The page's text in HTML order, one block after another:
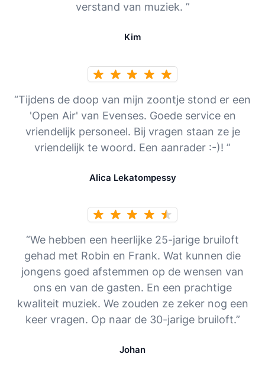
verstand van muziek. ”
Kim
“Tijdens de doop van mijn zoontje stond er een
'Open Air' van Evenses. Goede service en
vriendelijk personeel. Bij vragen staan ze je
vriendelijk te woord. Een aanrader :-)! ”
Alica Lekatompessy
“We hebben een heerlijke 25-jarige bruiloft
gehad met Robin en Frank. Wat kunnen die
jongens goed afstemmen op de wensen van
ons en van de gasten. En een prachtige
kwaliteit muziek. We zouden ze zeker nog een
keer vragen. Op naar de 30-jarige bruiloft.”
Johan